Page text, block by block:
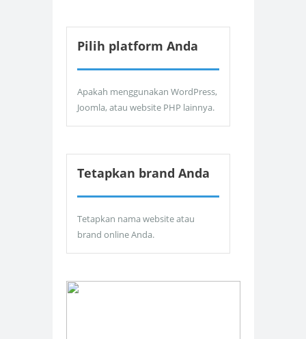
Pilih platform Anda
Apakah menggunakan WordPress,
Joomla, atau website PHP lainnya.
Tetapkan brand Anda
Tetapkan nama website atau
brand online Anda.